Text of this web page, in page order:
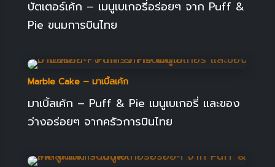
บัตเตอร์เค้ก – เมนูเบเกอรี่อร่อยๆ จาก Puff &
Pie ขนมการบินไทย
Marble Cake – มาเบิ้ลเค้ก
มาเบิ้ลเค้ก – Puff & Pie เมนูเบเกอรี่ และของ
ว่างอร่อยๆ จากครัวการบินไทย